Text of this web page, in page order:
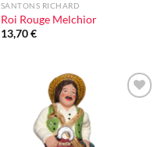
SANTONS RICHARD
Roi Rouge Melchior
13,70€